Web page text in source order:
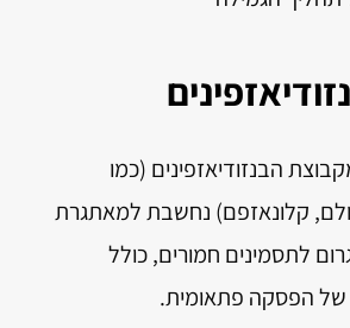
הבנזודיאזפינים (כמו
קלונאזפם) נחשבת למאתגרת
לתסמינים חמורים, כולל
של הפסקה פתאומית.